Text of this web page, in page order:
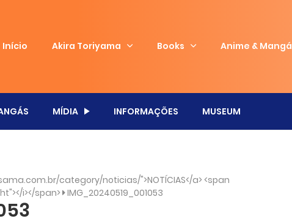
Início Akira Toriyama Books Anime & Mangá
MÍDIA INFORMAÇÕES MUSEUM
category/noticias/">NOTÍCIAS</a> <span
i></span> IMG_20240519_001053